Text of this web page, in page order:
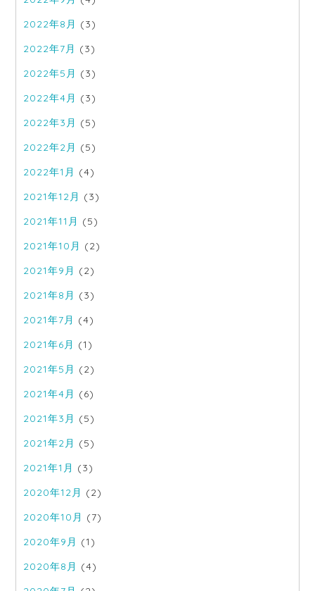
2022年8月 (3)
2022年7月 (3)
2022年5月 (3)
2022年4月 (3)
2022年3月 (5)
2022年2月 (5)
2022年1月 (4)
2021年12月 (3)
2021年11月 (5)
2021年10月 (2)
2021年9月 (2)
2021年8月 (3)
2021年7月 (4)
2021年6月 (1)
2021年5月 (2)
2021年4月 (6)
2021年3月 (5)
2021年2月 (5)
2021年1月 (3)
2020年12月 (2)
2020年10月 (7)
2020年9月 (1)
2020年8月 (4)